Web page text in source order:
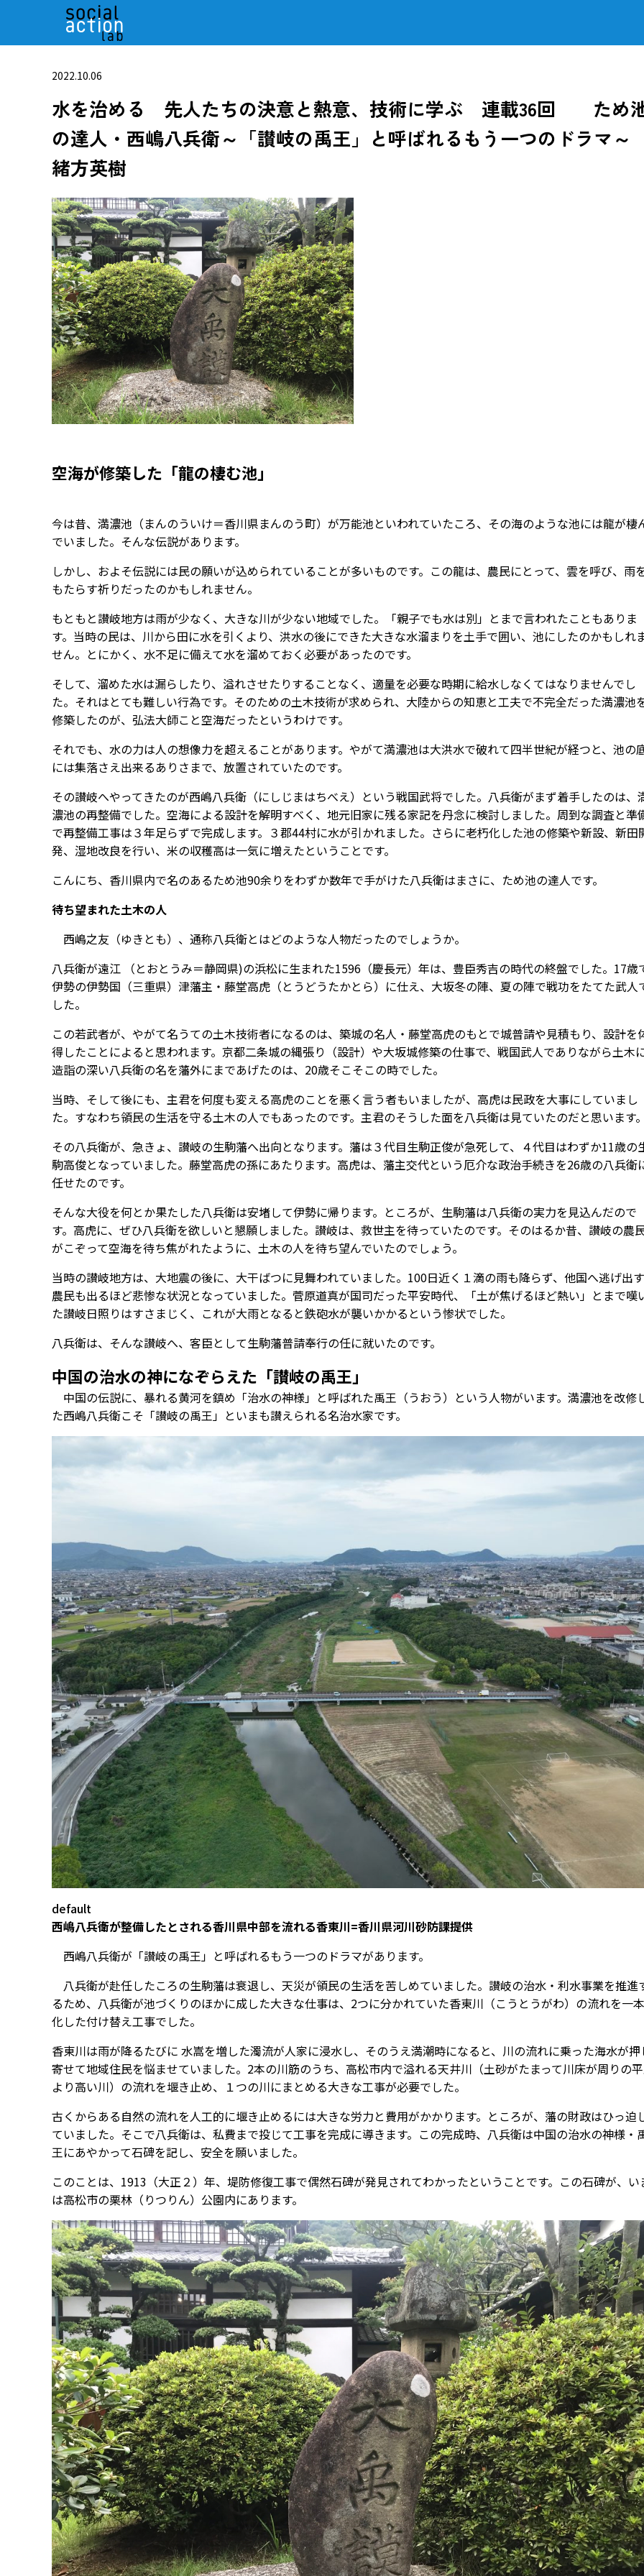
2022.10.06
水を治める 先人たちの決意と熱意、技術に学ぶ 連載36回 ため
の達人・西嶋八兵衛～「讃岐の禹王」と呼ばれるもう一つのドラマ
緒方英樹
空海が修築した「龍の棲む池」
今は昔、満濃池（まんのういけ＝香川県まんのう町）が万能池といわれていたころ、その海のような池には龍が棲
でいました。そんな伝説があります。
しかし、およそ伝説には民の願いが込められていることが多いものです。この龍は、農民にとって、雲を呼び、雨
もたらす祈りだったのかもしれません。
もともと讃岐地方は雨が少なく、大きな川が少ない地域でした。「親子でも水は別」とまで言われたこともありま
す。当時の民は、川から田に水を引くより、洪水の後にできた大きな水溜まりを土手で囲い、池にしたのかもしれ
せん。とにかく、水不足に備えて水を溜めておく必要があったのです。
そして、溜めた水は漏らしたり、溢れさせたりすることなく、適量を必要な時期に給水しなくてはなりませんでし
た。それはとても難しい行為です。そのための土木技術が求められ、大陸からの知恵と工夫で不完全だった満濃池
修築したのが、弘法大師こと空海だったというわけです。
それでも、水の力は人の想像力を超えることがあります。やがて満濃池は大洪水で破れて四半世紀が経つと、池の
には集落さえ出来るありさまで、放置されていたのです。
その讃岐へやってきたのが西嶋八兵衛（にしじまはちべえ）という戦国武将でした。八兵衛がまず着手したのは、
濃池の再整備でした。空海による設計を解明すべく、地元旧家に残る家記を丹念に検討しました。周到な調査と準
で再整備工事は３年足らずで完成します。３郡44村に水が引かれました。さらに老朽化した池の修築や新設、新田
発、湿地改良を行い、米の収穫高は一気に増えたということです。
こんにち、香川県内で名のあるため池90余りをわずか数年で手がけた八兵衛はまさに、ため池の達人です。
待ち望まれた土木の人
西嶋之友（ゆきとも）、通称八兵衛とはどのような人物だったのでしょうか。
八兵衛が遠江 （とおとうみ＝静岡県)の浜松に生まれた1596（慶長元）年は、豊臣秀吉の時代の終盤でした。17歳
伊勢の伊勢国（三重県）津藩主・藤堂高虎（とうどうたかとら）に仕え、大坂冬の陣、夏の陣で戦功をたてた武人
した。
この若武者が、やがて名うての土木技術者になるのは、築城の名人・藤堂高虎のもとで城普請や見積もり、設計を
得したことによると思われます。京都二条城の縄張り（設計）や大坂城修築の仕事で、戦国武人でありながら土木
造詣の深い八兵衛の名を藩外にまであげたのは、20歳そこそこの時でした。
当時、そして後にも、主君を何度も変える高虎のことを悪く言う者もいましたが、高虎は民政を大事にしていまし
た。すなわち領民の生活を守る土木の人でもあったのです。主君のそうした面を八兵衛は見ていたのだと思います
その八兵衛が、急きょ、讃岐の生駒藩へ出向となります。藩は３代目生駒正俊が急死して、４代目はわずか11歳の
駒高俊となっていました。藤堂高虎の孫にあたります。高虎は、藩主交代という厄介な政治手続きを26歳の八兵衛
任せたのです。
そんな大役を何とか果たした八兵衛は安堵して伊勢に帰ります。ところが、生駒藩は八兵衛の実力を見込んだので
す。高虎に、ぜひ八兵衛を欲しいと懇願しました。讃岐は、救世主を待っていたのです。そのはるか昔、讃岐の農
がこぞって空海を待ち焦がれたように、土木の人を待ち望んでいたのでしょう。
当時の讃岐地方は、大地震の後に、大干ばつに見舞われていました。100日近く１滴の雨も降らず、他国へ逃げ出す
農民も出るほど悲惨な状況となっていました。菅原道真が国司だった平安時代、「土が焦げるほど熱い」とまで嘆
た讃岐日照りはすさまじく、これが大雨となると鉄砲水が襲いかかるという惨状でした。
八兵衛は、そんな讃岐へ、客臣として生駒藩普請奉行の任に就いたのです。
中国の治水の神になぞらえた「讃岐の禹王」
中国の伝説に、暴れる黄河を鎮め「治水の神様」と呼ばれた禹王（うおう）という人物がいます。満濃池を改修
た西嶋八兵衛こそ「讃岐の禹王」といまも讃えられる名治水家です。
default
西嶋八兵衛が整備したとされる香川県中部を流れる香東川=香川県河川砂防課提供
西嶋八兵衛が「讃岐の禹王」と呼ばれるもう一つのドラマがあります。
八兵衛が赴任したころの生駒藩は衰退し、天災が領民の生活を苦しめていました。讃岐の治水・利水事業を推進
るため、八兵衛が池づくりのほかに成した大きな仕事は、2つに分かれていた香東川（こうとうがわ）の流れを一本
化した付け替え工事でした。
香東川は雨が降るたびに 水嵩を増した濁流が人家に浸水し、そのうえ満潮時になると、川の流れに乗った海水が押
寄せて地域住民を悩ませていました。2本の川筋のうち、高松市内で溢れる天井川（土砂がたまって川床が周りの
より高い川）の流れを堰き止め、１つの川にまとめる大きな工事が必要でした。
古くからある自然の流れを人工的に堰き止めるには大きな労力と費用がかかります。ところが、藩の財政はひっ迫
ていました。そこで八兵衛は、私費まで投じて工事を完成に導きます。この完成時、八兵衛は中国の治水の神様・
王にあやかって石碑を記し、安全を願いました。
このことは、1913（大正２）年、堤防修復工事で偶然石碑が発見されてわかったということです。この石碑が、い
は高松市の栗林（りつりん）公園内にあります。